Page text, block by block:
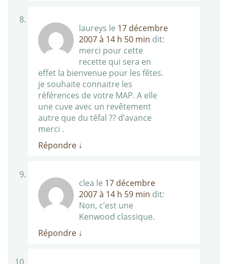
laureys le 17 décembre
2007 à 14 h 50 min dit:
merci pour cette
recette qui sera en
effet la bienvenue pour les fêtes.
je souhaite connaitre les
références de votre MAP. A elle
une cuve avec un revêtement
autre que du téfal ?? d’avance
merci .
Répondre ↓
clea le 17 décembre
2007 à 14 h 59 min dit:
Non, c’est une
Kenwood classique.
Répondre ↓